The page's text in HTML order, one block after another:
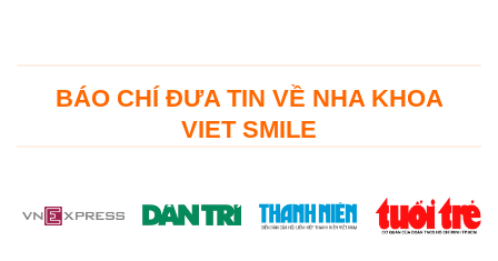
BÁO CHÍ ĐƯA TIN VỀ NHA KHOA
VIET SMILE